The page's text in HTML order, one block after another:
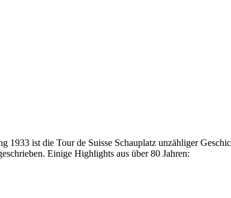
1933 ist die Tour de Suisse Schauplatz unzähliger
Einige Highlights aus über 80 Jahren: